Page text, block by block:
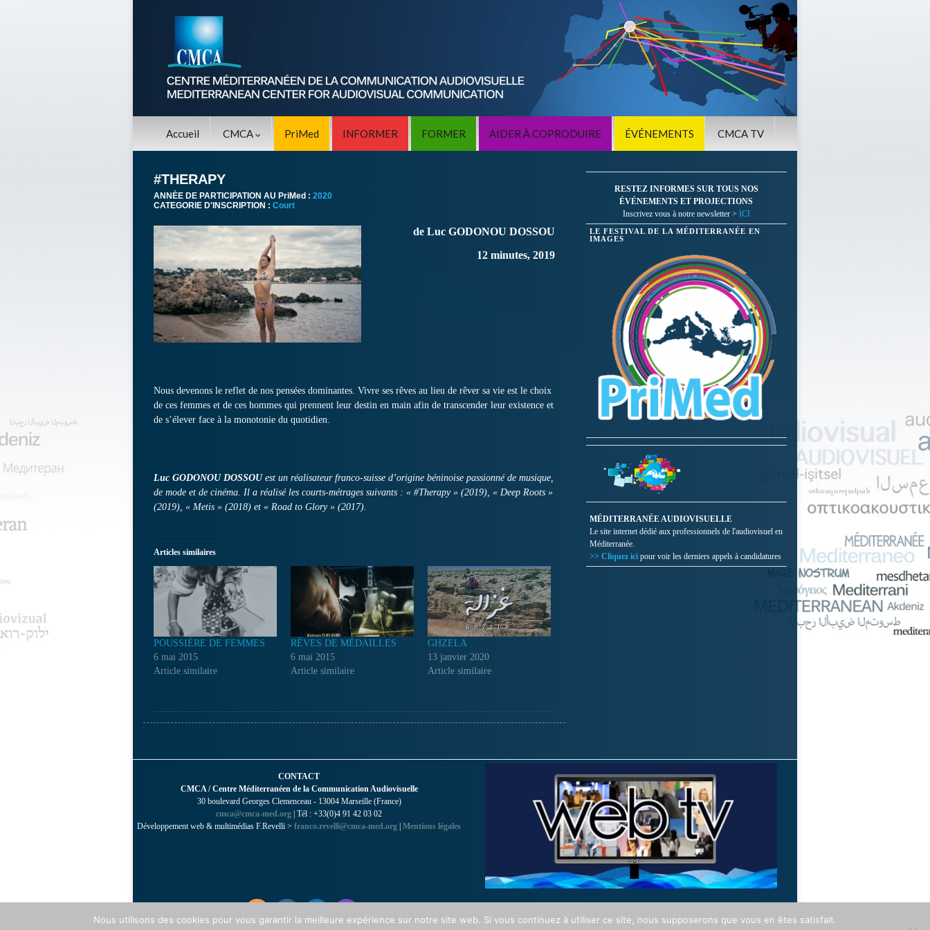
Accueil CMCA PriMed INFORMER FORMER AIDER À COPRODUIRE ÉVÉNEMENTS CMCA TV
#THERAPY
ANNÈE DE PARTICIPATION AU PriMed : 2020
CATEGORIE D'INSCRIPTION : Court
de Luc GODONOU DOSSOU
12 minutes, 2019
Nous devenons le reflet de nos pensées dominantes. Vivre ses rêves au lieu de rêver sa vie est le choix
de ces femmes et de ces hommes qui prennent leur destin en main afin de transcender leur existence et
de s’élever face à la monotonie du quotidien.
Luc GODONOU DOSSOUest un réalisateur franco-suisse d’origine béninoise passionné de musique,
de mode et de cinéma. Il a réalisé les courts-métrages suivants : « #Therapy » (2019), « Deep Roots »
(2019), « Metis » (2018) et « Road to Glory » (2017).
Articles similaires
POUSSIÈRE DE FEMMES
6 mai 2015
Article similaire
RÊVES DE MÉDAILLES
6 mai 2015
Article similaire
GHZELA
13 janvier 2020
Article similaire
RESTEZ INFORMES SUR TOUS NOS
ÉVÉNEMENTS ET PROJECTIONS
Inscrivez vous à notre newsletter > ICI
LE FESTIVAL DE LA MÉDITERRANÉE EN
IMAGES
MÉDITERRANÉE AUDIOVISUELLE
Le site internet dédié aux professionnels de l'audiovisuel en
Méditerranée.
>> Cliquez ici pour voir les derniers appels à candidatures
CONTACT
CMCA / Centre Méditerranéen de la Communication Audiovisuelle
30 boulevard Georges Clemenceau - 13004 Marseille (France)
cmca@cmca-med.org | Tél : +33(0)4 91 42 03 02
Développement web & multimédias F.Revelli > franco.revelli@cmca-med.org | Mentions légales
Nous utilisons des cookies pour vous garantir la meilleure expérience sur notre site web. Si vous continuez à utiliser ce site, nous supposerons que vous en êtes satisfait.